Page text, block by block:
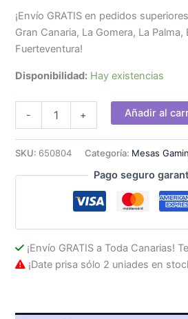
¡Envío GRATIS en pedidos
Gran Canaria, La Gomera, La
Fuerteventura!
Disponibilidad: Hay existencias
-
70x62x100cm
cantidad
+ Añadir al
SKU: 650804 Categoría: Mesas
Pago seguro
¡Envío GRATIS a Toda Canarias!
¡Date prisa sólo 2 uniades en